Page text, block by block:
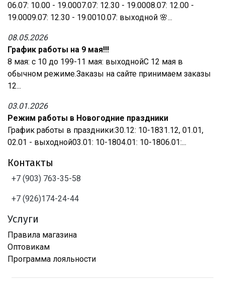
06.07: 10.00 - 19.0007.07: 12.30 - 19.0008.07: 12.00 -
19.0009.07: 12.30 - 19.0010.07: выходной 🌸...
08.05.2026
График работы на 9 мая!!!
8 мая: с 10 до 199-11 мая: выходнойС 12 мая в
обычном режиме.Заказы на сайте принимаем заказы
12...
03.01.2026
Режим работы в Новогодние праздники
График работы в праздники:30.12: 10-1831.12, 01.01,
02.01 - выходной03.01: 10-1804.01: 10-1806.01:...
Контакты
+7 (903) 763-35-58
+7 (926)174-24-44
Услуги
Правила магазина
Оптовикам
Программа лояльности